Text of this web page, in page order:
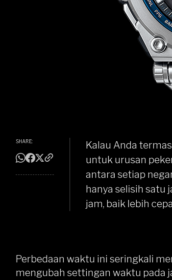
SHARE:
Kalau Anda
untuk urusan
antara setiap
hanya selisih satu
jam, baik lebih
Perbedaan waktu ini seringkali
mengubah settingan waktu pada